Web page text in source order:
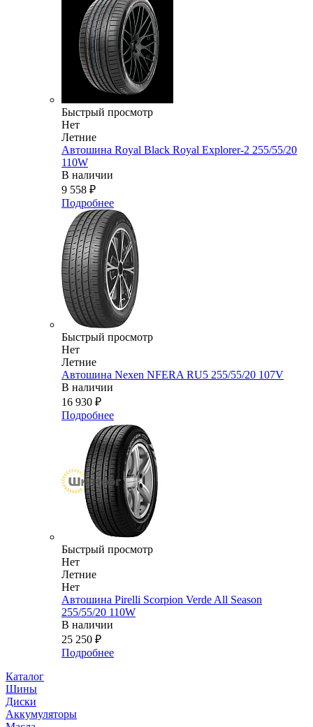
Быстрый просмотр
Нет
Летние
Автошина Royal Black Royal Explorer-2 255/55/20
110W
В наличии
9 558 ₽
Подробнее
Быстрый просмотр
Нет
Летние
Автошина Nexen NFERA RU5 255/55/20 107V
В наличии
16 930 ₽
Подробнее
Быстрый просмотр
Нет
Летние
Нет
Автошина Pirelli Scorpion Verde All Season
255/55/20 110W
В наличии
25 250 ₽
Подробнее
Каталог
Шины
Диски
Аккумуляторы